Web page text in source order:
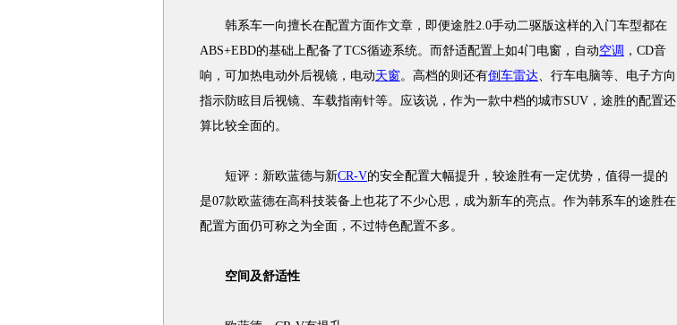
韩系车一向擅长在配置方面作文章，即便途胜2.0手动二驱版这样的入门车型都在
ABS+EBD的基础上配备了TCS循迹系统。而舒适配置上如4门电窗，自动空调 ，CD音
响，可加热电动外后视镜，电动天窗。高档的则还有倒车雷达、行车电脑等、电子方向
指示防眩目后视镜、车载指南针等。应该说，作为一款中档的城市SUV，途胜的配置还
算比较全面的。
短评：新欧蓝德与新CR-V的安全配置大幅提升，较途胜有一定优势，值得一提的
是07款欧蓝德在高科技装备上也花了不少心思，成为新车的亮点。作为韩系车的途胜在
配置方面仍可称之为全面，不过特色配置不多。
空间及舒适性